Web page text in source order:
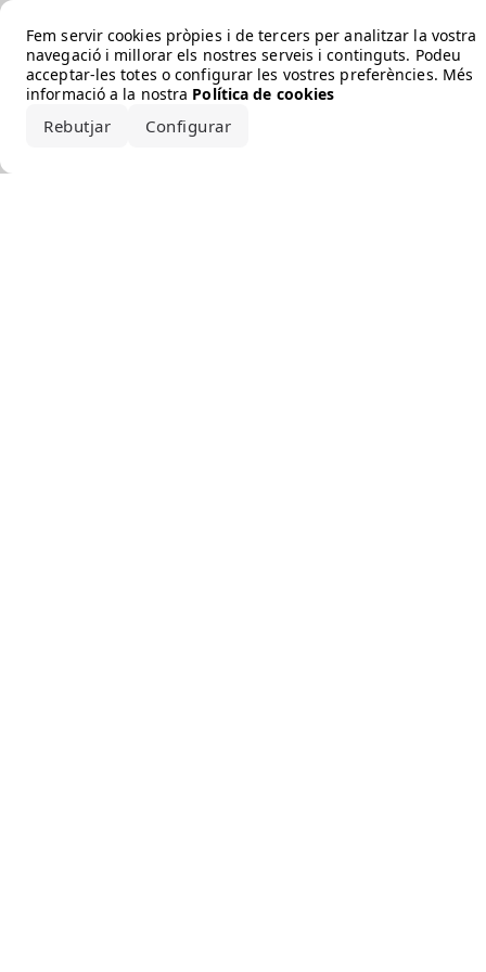
Fem servir cookies pròpies i de tercers per analitzar la vostra
navegació i millorar els nostres serveis i continguts. Podeu
acceptar-les totes o configurar les vostres preferències. Més
informació a la nostra Política de cookies
Rebutjar Configurar
Error loading the brand